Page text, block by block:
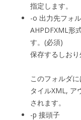
指定します。
-o 出力先フォ
AHPDFXML形
す。(必須)
保存するしおり
このフォルダ
タイルXML, ア
されます。
-p 接頭子